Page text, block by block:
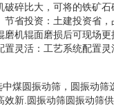
碎比大，可将的铁矿
省投资：土建投资省
机辊面磨损后可现场
灵活：工艺系统配置
煤圆振动筛，圆振动
新.圆振动筛圆振动筛